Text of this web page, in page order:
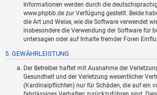
Informationen werden durch die
www.phpbb.de zur Verfügung gestellt. Beide
die Art und Weise, wie die Software verwendet
insbesondere die Verwendung der Software für
untersagen oder auf Inhalte fremder Foren
5. GEWÄHRLEISTUNG
Der Betreiber haftet mit Ausnahme der
Gesundheit und der Verletzung wesentlicher
(Kardinalpflichten) nur für Schäden, die auf ein